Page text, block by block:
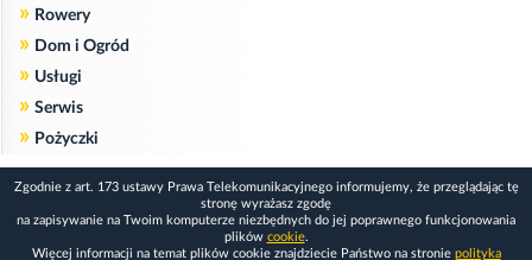
» Rowery
» Dom i Ogród
» Usługi
» Serwis
» Pożyczki
Zgodnie z art. 173 ustawy Prawa Telekomunikacyjnego informujemy, że przeglądając tę
stronę wyrażasz zgodę
na zapisywanie na Twoim komputerze niezbędnych do jej poprawnego funkcjonowania
plików cookie.
Więcej informacji na temat plików cookie znajdziecie Państwo na stronie polityka